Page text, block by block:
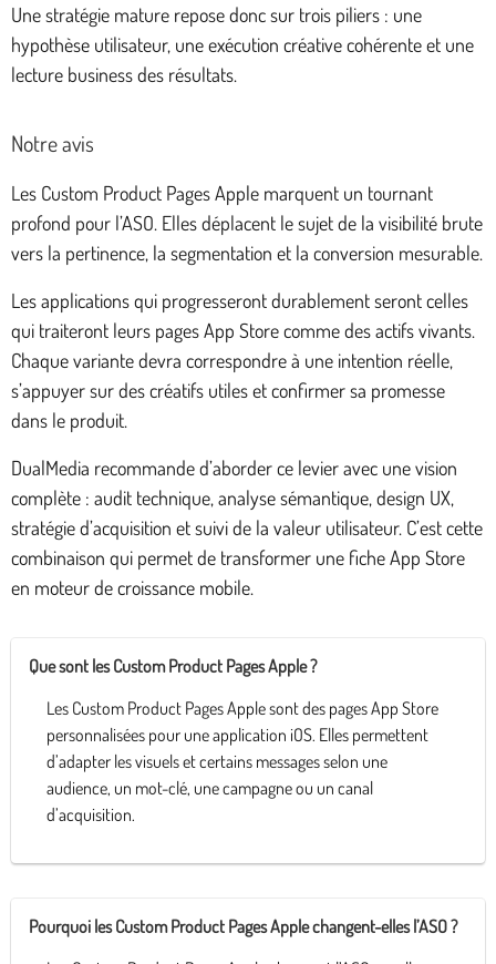
Une stratégie mature repose donc sur trois piliers : une
hypothèse utilisateur, une exécution créative cohérente et une
lecture business des résultats.
Notre avis
Les Custom Product Pages Apple marquent un tournant
profond pour l’ASO. Elles déplacent le sujet de la visibilité brute
vers la pertinence, la segmentation et la conversion mesurable.
Les applications qui progresseront durablement seront celles
qui traiteront leurs pages App Store comme des actifs vivants.
Chaque variante devra correspondre à une intention réelle,
s’appuyer sur des créatifs utiles et confirmer sa promesse
dans le produit.
DualMedia recommande d’aborder ce levier avec une vision
complète : audit technique, analyse sémantique, design UX,
stratégie d’acquisition et suivi de la valeur utilisateur. C’est cette
combinaison qui permet de transformer une fiche App Store
en moteur de croissance mobile.
Que sont les Custom Product Pages Apple ?
Les Custom Product Pages Apple sont des pages App Store
personnalisées pour une application iOS. Elles permettent
d’adapter les visuels et certains messages selon une
audience, un mot-clé, une campagne ou un canal
d’acquisition.
Pourquoi les Custom Product Pages Apple changent-elles l’ASO ?